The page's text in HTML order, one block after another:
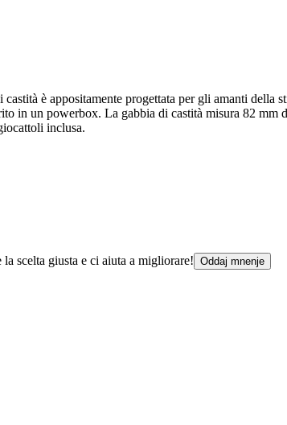
è appositamente progettata per gli amanti della
un powerbox. La gabbia di castità misura 82 mm
inclusa.
scelta giusta e ci aiuta a migliorare! Oddaj mnenje